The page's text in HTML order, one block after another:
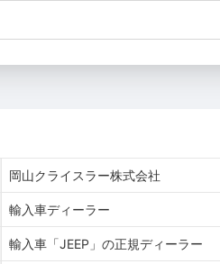
岡山クライスラー株式会社
輸入車ディーラー
輸入車「JEEP」の正規ディーラー